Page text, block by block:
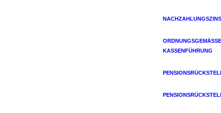
ORDNUNGSGEMÄSSE K
ASSENFÜHRUNG